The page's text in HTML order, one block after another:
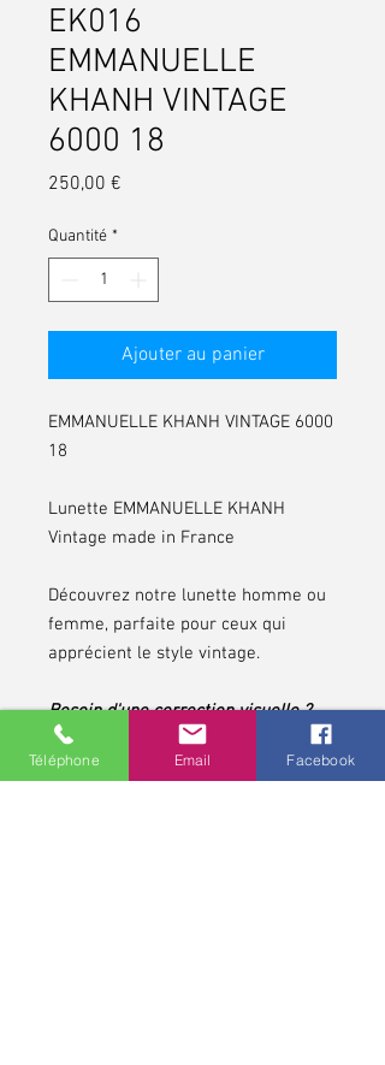
EK016
EMMANUELLE
KHANH VINTAGE
6000 18
250,00 €
Quantité *
Ajouter au panier
EMMANUELLE KHANH VINTAGE 6000
18
Lunette EMMANUELLE KHANH
Vintage made in France
Découvrez notre lunette homme ou
femme, parfaite pour ceux qui
apprécient le style vintage.
Besoin d'une correction visuelle ?
Cette monture peut être adaptée à
votre vue pour allier confort et
Téléphone Email Facebook